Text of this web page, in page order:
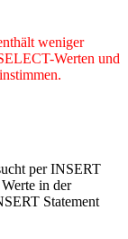
weniger
Werten und
per INSERT
in der
Statement